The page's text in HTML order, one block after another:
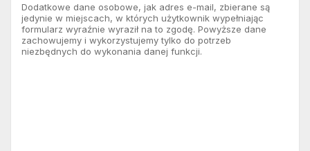
Dodatkowe dane osobowe, jak adres e-mail, zbierane są
jedynie w miejscach, w których użytkownik wypełniając
formularz wyraźnie wyraził na to zgodę. Powyższe dane
zachowujemy i wykorzystujemy tylko do potrzeb
niezbędnych do wykonania danej funkcji.